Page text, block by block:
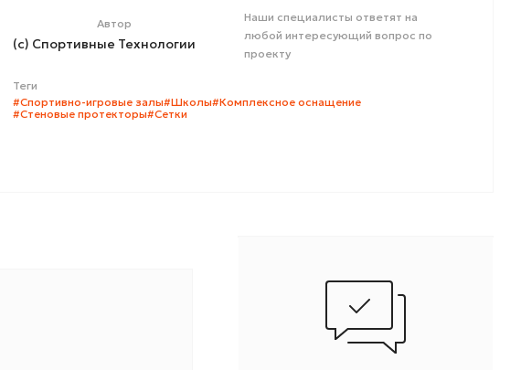
Автор
(с) Спортивные Технологии
Наши специалисты ответят на
любой интересующий вопрос по
проекту
Теги
#Спортивно-игровые залы#Школы#Комплексное оснащение
#Стеновые протекторы#Сетки